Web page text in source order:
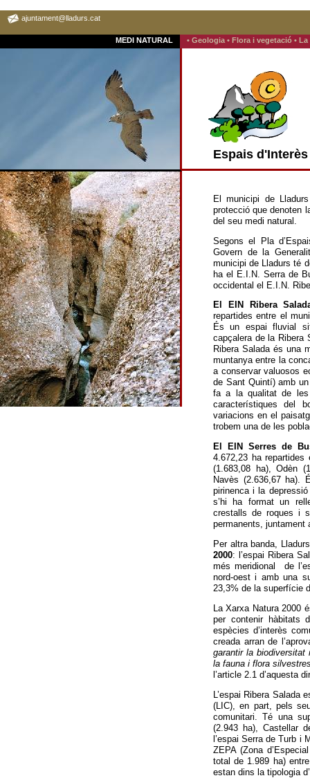
ajuntament@lladurs.cat
MEDI NATURAL • Geologia • Flora i vegetació •
Espais
El municipi de
protecció que denoten
del seu medi natural.
Segons el Pla
Govern de la
municipi de Lladurs té
ha el E.I.N. Serra de
occidental el E.I.N.
El EIN Ribera
repartides entre el
És un espai fluvial
capçalera de la Ribera
Ribera Salada és una
muntanya entre la
a conservar valuosos
de Sant Quintí) amb
fa a la qualitat de
característiques del
variacions en el
trobem una de les
El EIN Serres de
4.672,23 ha
(1.683,08 ha), Odèn
Navès (2.636,67 ha).
pirinenca i la
s’hi ha format un
crestalls de roques i
permanents, juntament
Per altra banda,
2000: l’espai Ribera
més meridional de
nord-oest i amb una
23,3% de la superfície
La Xarxa Natura 2000
per contenir hàbitats
espècies d’interès
creada arran de
garantir la
la fauna i flora
l’article 2.1 d’aquesta
L’espai Ribera Salada
(LIC), en part, pels
comunitari. Té una
(2.943 ha), Castellar
l’espai Serra de Turb i
ZEPA (Zona
total de 1.989 ha)
estan dins la tipologia